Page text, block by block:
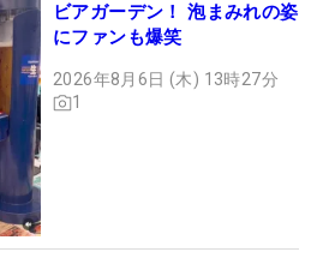
ビアガーデン！ 泡まみれの姿
にファンも爆笑
2026年8月6日 (木) 13時27分
1